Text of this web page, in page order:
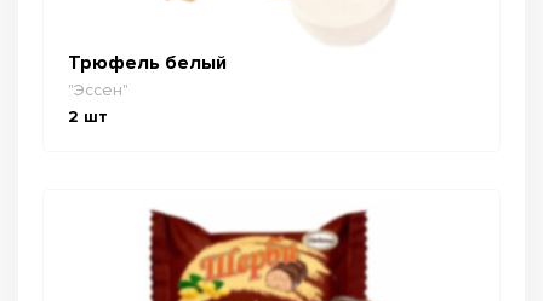
Трюфель белый
"Эссен"
2 шт